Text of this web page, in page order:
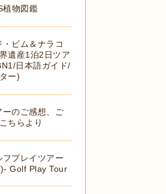
植物図鑑
・ビム＆ナラコ
遺産1泊2日ツア
日本語ガイド/
ー)
ーのご感想、ご
ちらより
フプレイツアー
Golf Play Tour